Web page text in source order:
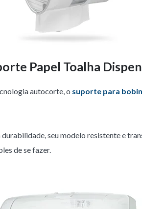
Papel Toalha
autocorte, o suporte para
durabilidade, seu modelo resistente e
de se fazer.